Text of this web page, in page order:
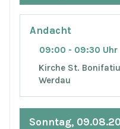
Andacht
09:00 - 09:30 Uhr
Kirche St.
Werdau
Sonntag,